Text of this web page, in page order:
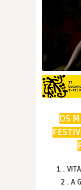
OS
1 .
2 . A